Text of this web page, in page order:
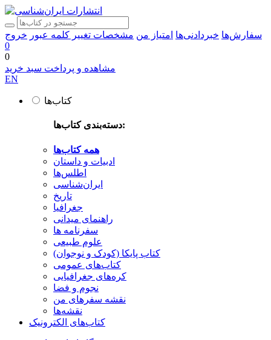
سفارش‌ها خبردادنی‌ها امتیاز من مشخصات تغییر کلمه عبور خروج
0
0
مشاهده و پرداخت سبد خرید
EN
کتاب‌ها
دسته‌بندی کتاب‌ها:
همه کتاب‌ها
ادبیات و داستان
اطلس‌ها
ایران‌شناسی
تاریخ
جغرافیا
راهنمای میدانی
سفرنامه‌ ها
علوم طبیعی
کتاب‌ پایکا (کودک و نوجوان)
کتاب‌های عمومی
کره‌های جغرافیایی
نجوم و فضا
نقشه سفرهای من
نقشه‌ها
کتاب‌های الکترونیک